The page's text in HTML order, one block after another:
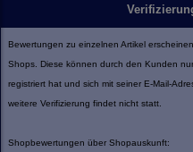
Bewertungen zu einzelnen Artikel
Shops. Diese können durch den Kunden
registriert hat und sich mit seiner E-Mail-
weitere Verifizierung findet nicht statt.
Shopbewertungen über Shopauskunft: